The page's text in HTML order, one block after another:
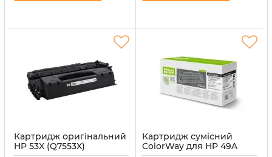
Картридж оригінальний
HP 53X (Q7553X)
Картридж сумісний
ColorWay для HP 49A